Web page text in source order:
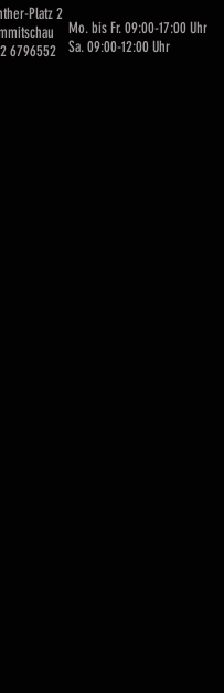
Platz 2
6796552
Mo. bis Fr. 09:00-17:00 Uhr
Sa. 09:00-12:00 Uhr